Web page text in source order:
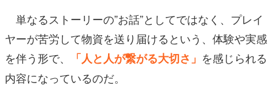
単なるストーリーの”お話”としてではなく、プレイ
ヤーが苦労して物資を送り届けるという、体験や実感
を伴う形で、
「人と人が繋がる大切さ」 を感じられる
内容になっているのだ。